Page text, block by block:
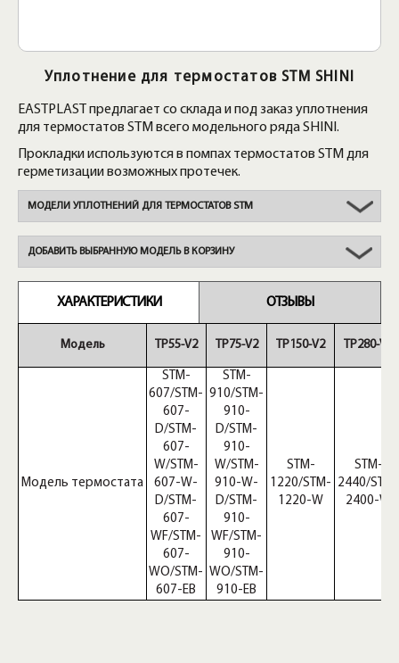
МОДЕЛИ УПЛОТНЕНИЙ ДЛЯ ТЕРМОСТАТОВ STM
Уплотнение для термостатов STM SHINI
EASTPLAST предлагает со склада и под заказ уплотнения
для термостатов STM всего модельного ряда SHINI.
Прокладки используются в помпах термостатов STM для
герметизации возможных протечек.
ДОБАВИТЬ ВЫБРАННУЮ МОДЕЛЬ В КОРЗИНУ
ХАРАКТЕРИСТИКИ ОТЗЫВЫ
Модель
Модель термостата
TP55-V2 TP75-V2 TP150-V2 TP280-V2
STM-
607/STM-
607-
D/STM-
607-
W/STM-
607-W-
D/STM-
607-
WF/STM-
607-
WO/STM-
607-EB
STM-
910/STM-
910-
D/STM-
910-
W/STM-
910-W-
D/STM-
910-
WF/STM-
910-
WO/STM-
910-EB
STM-
1220/STM-
1220-W
STM-
2440/STM-
2400-W